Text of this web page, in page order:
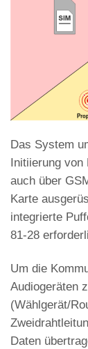
Das System
Initiierung
auch über
Karte
integrierte
81-28
Um die
Audiogeräten
(Wählgerät/
Daten